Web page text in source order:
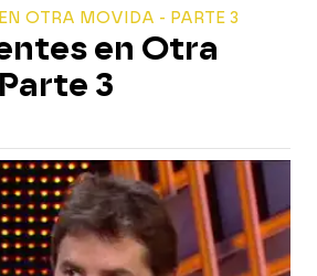
OTRA MOVIDA - PARTE 3
en Otra
3